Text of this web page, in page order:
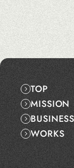
TOP
MISSION
WORKS